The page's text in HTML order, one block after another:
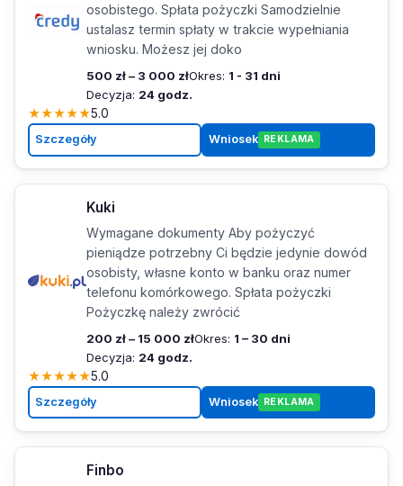
osobistego. Spłata pożyczki Samodzielnie
ustalasz termin spłaty w trakcie wypełniania
wniosku. Możesz jej doko
500 zł – 3 000 złOkres: 1 - 31 dni
Decyzja: 24 godz.
★★★★★5.0
Szczegóły Wniosek REKLAMA
Kuki
Wymagane dokumenty Aby pożyczyć
pieniądze potrzebny Ci będzie jedynie dowód
osobisty, własne konto w banku oraz numer
telefonu komórkowego. Spłata pożyczki
Pożyczkę należy zwrócić
200 zł – 15 000 złOkres: 1 – 30 dni
Decyzja: 24 godz.
★★★★★5.0
Szczegóły Wniosek REKLAMA
Finbo